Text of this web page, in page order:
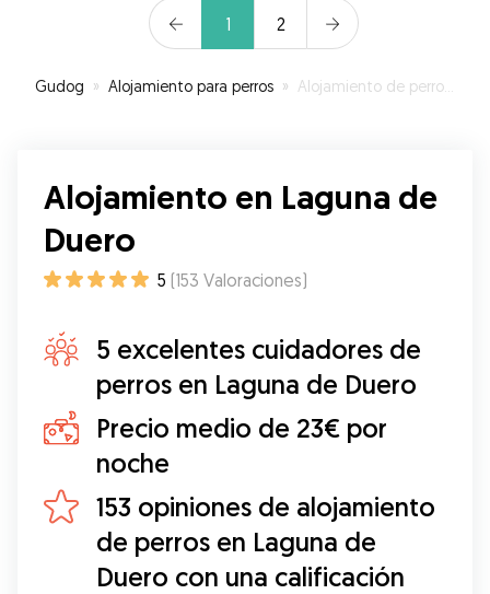
informada. Los perros han vuelto agotados de
tanto jugar.
1 2
Gudog » Alojamiento para perros » Alojamiento de perros en Laguna de Duero
Alojamiento en Laguna de
Duero
5 (153 Valoraciones)
5 excelentes cuidadores de
perros en Laguna de Duero
Precio medio de 23€ por
noche
153 opiniones de alojamiento
de perros en Laguna de
Duero con una calificación